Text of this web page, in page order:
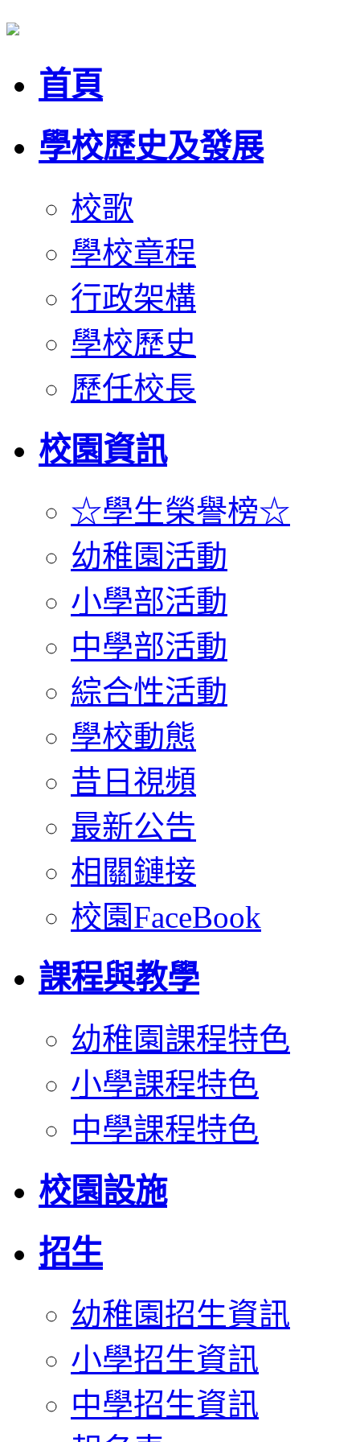
首頁
學校歷史及發展
校歌
學校章程
行政架構
學校歷史
歷任校長
校園資訊
☆學生榮譽榜☆
幼稚園活動
小學部活動
中學部活動
綜合性活動
學校動態
昔日視頻
最新公告
相關鏈接
校園FaceBook
課程與教學
幼稚園課程特色
小學課程特色
中學課程特色
校園設施
招生
幼稚園招生資訊
小學招生資訊
中學招生資訊